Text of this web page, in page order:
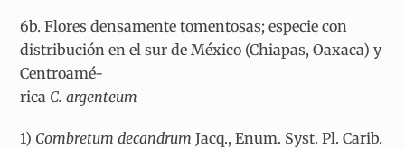
6b. Flores densamente tomentosas; especie con
distribución en el sur de México (Chiapas, Oaxaca) y
Centroamé-
rica C. argenteum
1) Combretum decandrum Jacq., Enum. Syst. Pl. Carib.